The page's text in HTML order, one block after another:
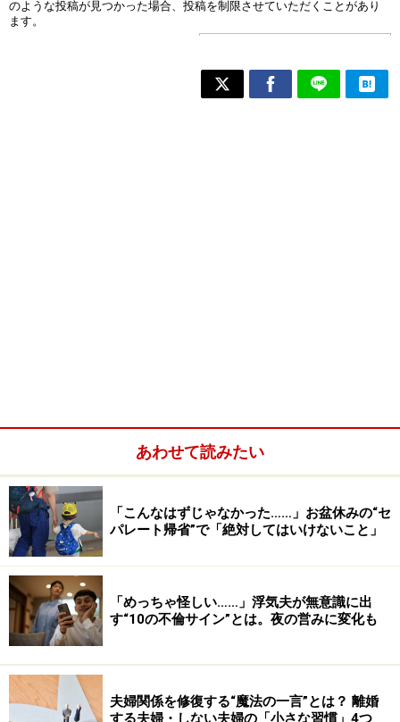
あわせて読みたい
「こんなはずじゃなかった……」お盆休みの“セ
パレート帰省”で「絶対してはいけないこと」
「めっちゃ怪しい……」浮気夫が無意識に出
す“10の不倫サイン”とは。夜の営みに変化も
夫婦関係を修復する“魔法の一言”とは？ 離婚
する夫婦・しない夫婦の「小さな習慣」4つ